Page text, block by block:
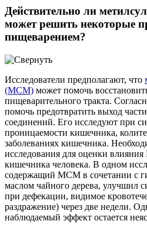
Действительно ли
может решить некоторые
пищеварением?
Исследователи предполагают, что
(МСМ) может помочь
пищеварительного тракта.
помочь предотвратить выход
соединений. Его исследуют при
проницаемости кишечника,
заболеваниях кишечника.
исследования для оценки
кишечника человека. В одном
содержащий МСМ в сочетании с
маслом чайного дерева, улучшил
при дефекации, видимое
раздражение) через две недели.
наблюдаемый эффект остается